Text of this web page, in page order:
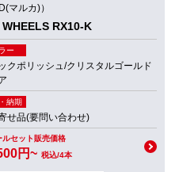
マルカ)）
WHEELS RX10-K
ー
クポリッシュ/クリスタルゴールド
納期
せ品(要問い合わせ)
ルセット販売価格
円~ 税込/4本